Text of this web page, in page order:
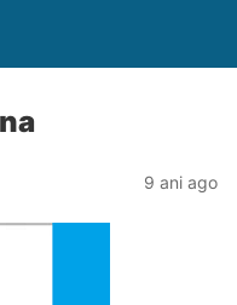
9 ani ago